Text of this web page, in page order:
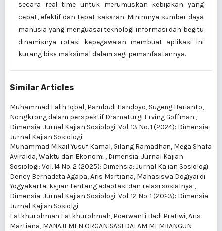
secara real time untuk merumuskan kebijakan yang
cepat, efektif dan tepat sasaran. Minimnya sumber daya
manusia yang menguasai teknologi informasi dan begitu
dinamisnya rotasi kepegawaian membuat aplikasi ini
kurang bisa maksimal dalam segi pemanfaatannya.
Similar Articles
Muhammad Falih Iqbal, Pambudi Handoyo, Sugeng Harianto,
Nongkrong dalam perspektif Dramaturgi Erving Goffman ,
Dimensia: Jurnal Kajian Sosiologi: Vol. 13 No. 1 (2024): Dimensia:
Jurnal Kajian Sosiologi
Muhammad Mikail Yusuf Kamal, Gilang Ramadhan, Mega Shafa
Aviralda,Waktu dan Ekonomi , Dimensia: Jurnal Kajian
Sosiologi: Vol. 14 No. 2 (2025): Dimensia: Jurnal Kajian Sosiologi
Dency Bernadeta Agapa, Aris Martiana, Mahasiswa Dogiyai di
Yogyakarta: kajian tentang adaptasi dan relasi sosialnya ,
Dimensia: Jurnal Kajian Sosiologi: Vol. 12 No. 1 (2023): Dimensia:
Jurnal Kajian Sosiolgi
Fatkhurohmah Fatkhurohmah, Poerwanti Hadi Pratiwi, Aris
Martiana, MANAJEMEN ORGANISASI DALAM MEMBANGUN